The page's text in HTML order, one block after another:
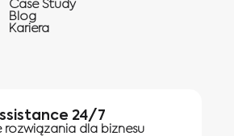
Case Study
Blog
Kariera
24/7
rozwiązania dla biznesu